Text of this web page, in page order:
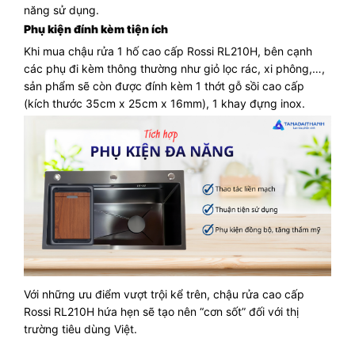
năng sử dụng.
Phụ kiện đính kèm tiện ích
Khi mua chậu rửa 1 hố cao cấp Rossi RL210H, bên cạnh
các phụ đi kèm thông thường như giỏ lọc rác, xi phông,…,
sản phẩm sẽ còn được đính kèm 1 thớt gỗ sồi cao cấp
(kích thước 35cm x 25cm x 16mm), 1 khay đựng inox.
Với những ưu điểm vượt trội kể trên, chậu rửa cao cấp
Rossi RL210H hứa hẹn sẽ tạo nên “cơn sốt” đối với thị
trường tiêu dùng Việt.